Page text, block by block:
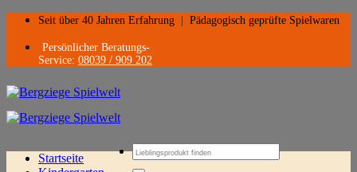
Zum
springen
Seit über 40 Jahren Erfahrung Pädagogisch geprüfte Spielwaren
Persönlicher Beratungs-
Service: 08039 / 909 202
Suchen
nach:
Startseite